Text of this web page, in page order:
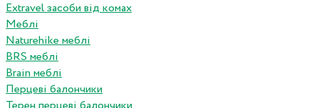
Extravel засоби від комах
Меблі
Naturehike меблі
BRS меблі
Brain меблі
Перцеві балончики